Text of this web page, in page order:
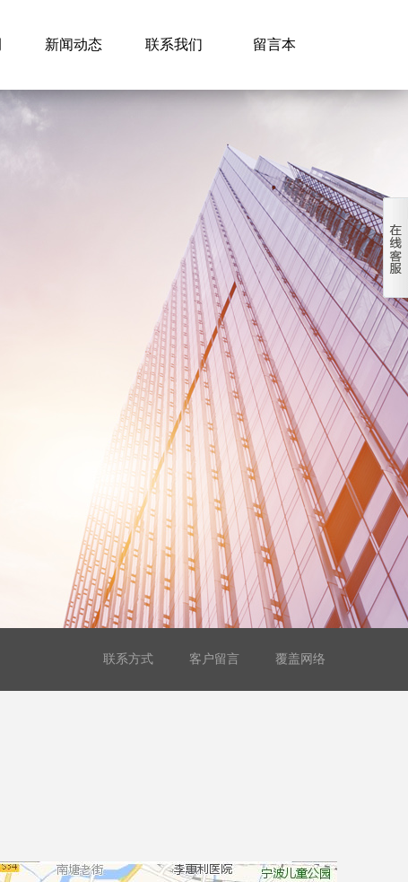
新闻动态 联系我们 留言本
联系方式 客户留言 覆盖网络